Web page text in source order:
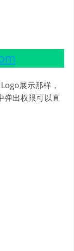
展示那样，
弹出权限可以直